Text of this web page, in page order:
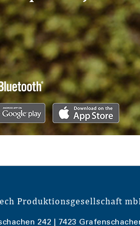
Produktionsgesellschaft
242 | 7423